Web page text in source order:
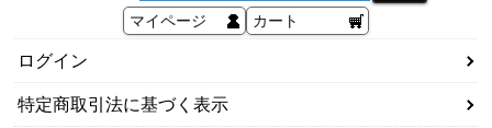
マイページ カート
ログイン
特定商取引法に基づく表示